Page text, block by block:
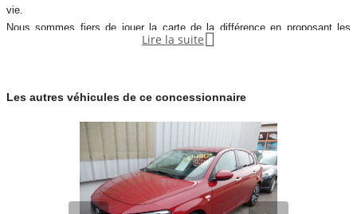
vie.
Nous sommes fiers de jouer la carte de la différence en proposant les
marques Italiennes Fiat et Fiat Professional. Nous facilitons vos
Vous pouvez compter sur nous pour votre voiture. Une nouvelle p
Lire la suite 
Les autres véhicules de ce concessionnaire